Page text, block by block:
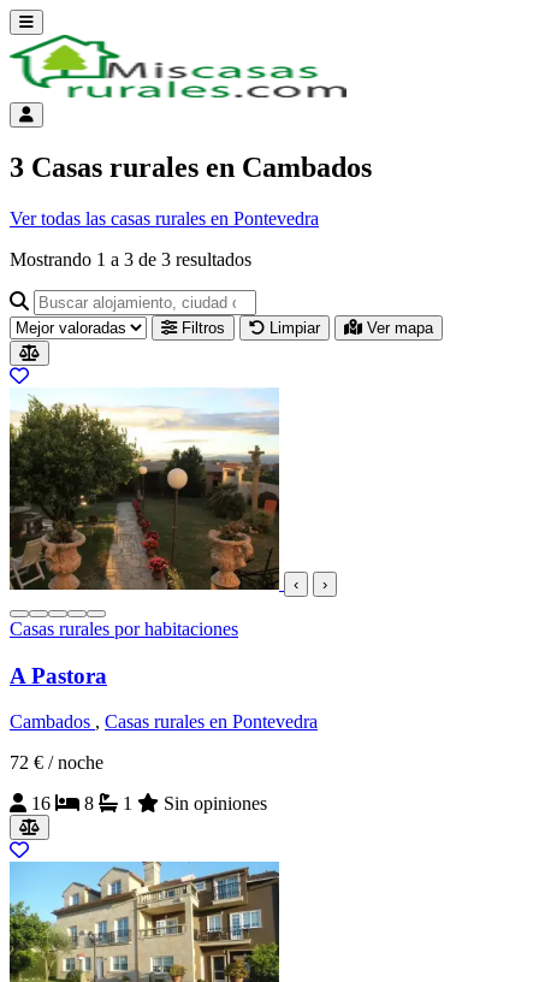
Abrir menú
Menú de cuenta
3 Casas rurales en Cambados
Ver todas las casas rurales en Pontevedra
Mostrando 1 a 3 de 3 resultados
Buscar alojamiento, ciudad o provincia para ir a su página
Filtros Limpiar Ver mapa
Resultados del listado
‹ ›
Casas rurales por habitaciones
A Pastora
Cambados , Casas rurales en Pontevedra
72 € / noche
16
8 1 Sin opiniones